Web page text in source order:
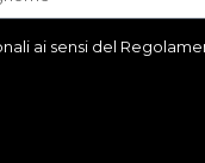
ai sensi del